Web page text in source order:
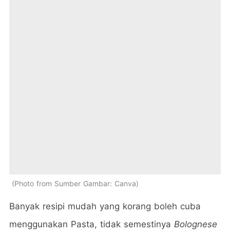
Photo from Sumber Gambar: Canva
Banyak resipi mudah yang korang boleh cuba
menggunakan Pasta, tidak semestinya Bolognese